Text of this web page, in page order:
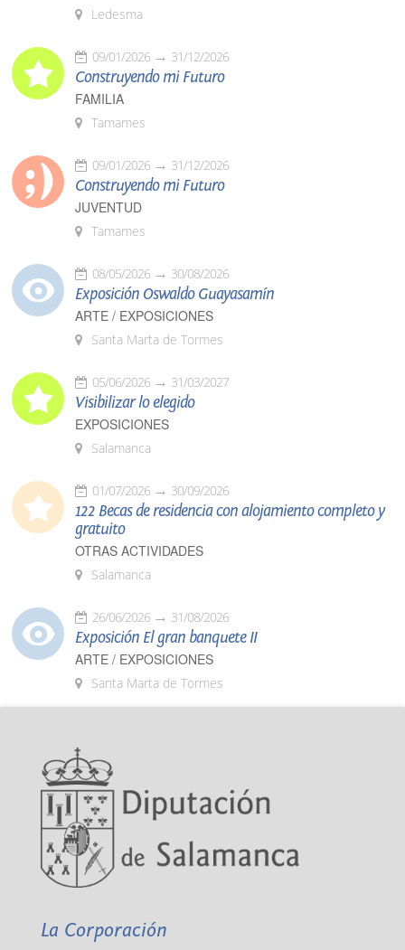
Ledesma
09/01/2026 31/12/2026
Construyendo mi Futuro
FAMILIA
Tamames
09/01/2026 31/12/2026
Construyendo mi Futuro
JUVENTUD
Tamames
08/05/2026 30/08/2026
Exposición Oswaldo Guayasamín
ARTE / EXPOSICIONES
Santa Marta de Tormes
05/06/2026 31/03/2027
Visibilizar lo elegido
EXPOSICIONES
Salamanca
01/07/2026 30/09/2026
122 Becas de residencia con alojamiento completo y
gratuito
OTRAS ACTIVIDADES
Salamanca
26/06/2026 31/08/2026
Exposición El gran banquete II
ARTE / EXPOSICIONES
Santa Marta de Tormes
La Corporación